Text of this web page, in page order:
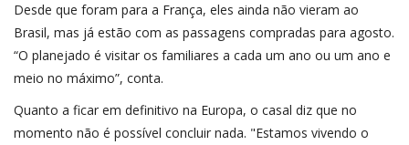
Desde que foram para a França, eles ainda não vieram ao
Brasil, mas já estão com as passagens compradas para agosto.
“O planejado é visitar os familiares a cada um ano ou um ano e
meio no máximo”, conta.
Quanto a ficar em definitivo na Europa, o casal diz que no
momento não é possível concluir nada. "Estamos vivendo o